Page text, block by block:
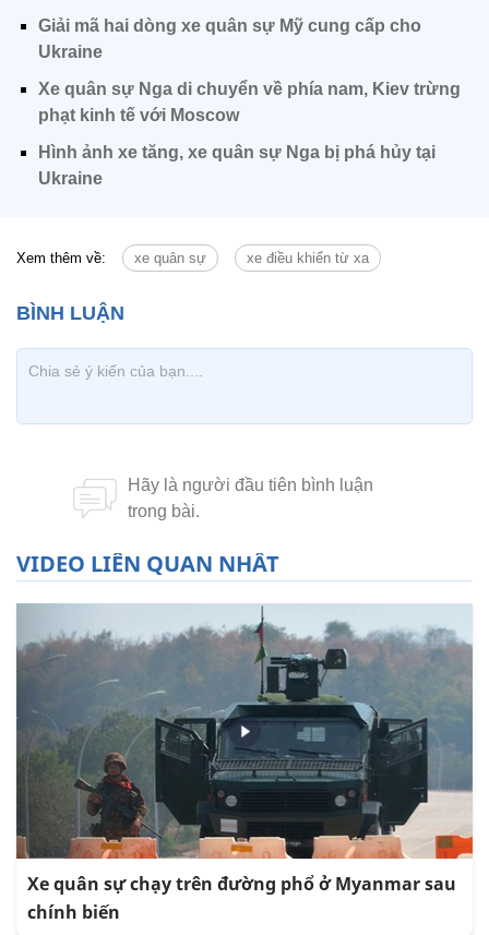
Giải mã hai dòng xe quân sự Mỹ cung cấp cho
Ukraine
Xe quân sự Nga di chuyển về phía nam, Kiev trừng
phạt kinh tế với Moscow
Hình ảnh xe tăng, xe quân sự Nga bị phá hủy tại
Ukraine
Xem thêm về: xe quân sự xe điều khiển từ xa
VIDEO LIÊN QUAN NHẤT
Xe quân sự chạy trên đường phổ ở Myanmar sau
chính biến